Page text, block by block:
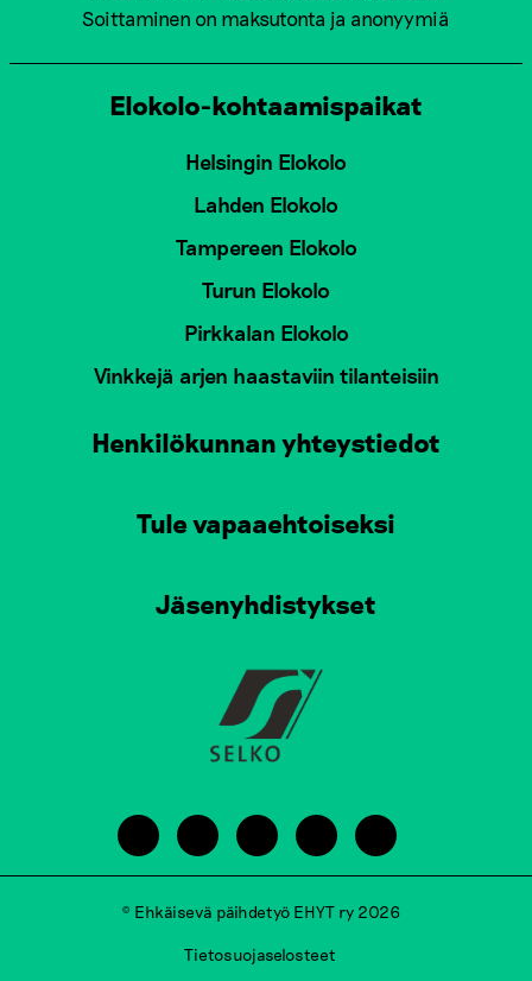
Soittaminen on maksutonta ja anonyymiä
Elokolo-kohtaamispaikat
Helsingin Elokolo
Lahden Elokolo
Tampereen Elokolo
Turun Elokolo
Pirkkalan Elokolo
Vinkkejä arjen haastaviin tilanteisiin
Henkilökunnan yhteystiedot
Tule vapaaehtoiseksi
Jäsenyhdistykset
© Ehkäisevä päihdetyö EHYT ry 2026
Tietosuojaselosteet